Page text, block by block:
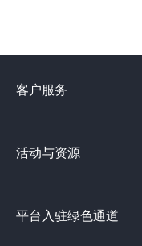
客户服务
活动与资源
平台入驻绿色通道